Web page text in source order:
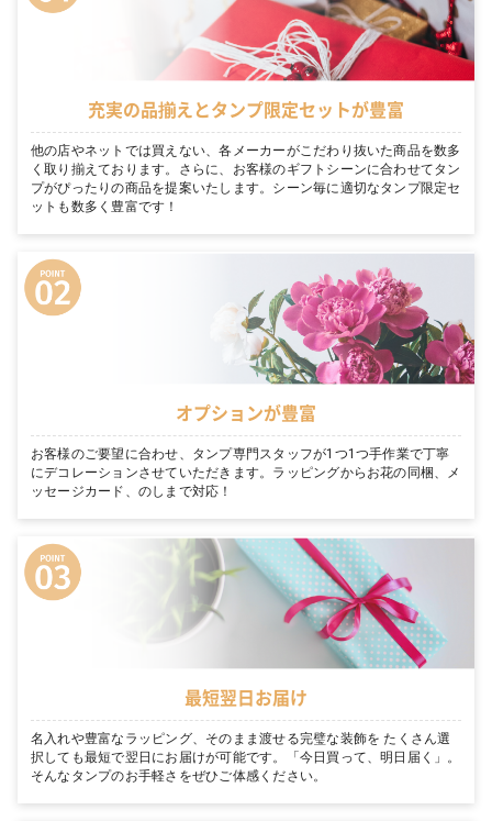
充実の品揃えとタンプ限定セットが豊富
他の店やネットでは買えない、各メーカーがこだわり抜いた商品を数多
く取り揃えております。さらに、お客様のギフトシーンに合わせてタン
プがぴったりの商品を提案いたします。シーン毎に適切なタンプ限定セ
ットも数多く豊富です！
オプションが豊富
お客様のご要望に合わせ、タンプ専門スタッフが1つ1つ手作業で丁寧
にデコレーションさせていただきます。ラッピングからお花の同梱、メ
ッセージカード、のしまで対応！
最短翌日お届け
名入れや豊富なラッピング、そのまま渡せる完璧な装飾を たくさん選
択しても最短で翌日にお届けが可能です。「今日買って、明日届く」。
そんなタンプのお手軽さをぜひご体感ください。